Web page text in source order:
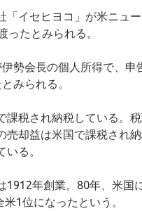
イセヒヨコ」が米ニュ
たとみられる。
勢会長の個人所得で、
みられる。
税され納税している。
却益は米国で課税され
る。
1912年創業。80年、米国
1位になったという。